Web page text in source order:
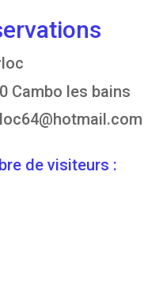
Cambo les bains
de visiteurs :